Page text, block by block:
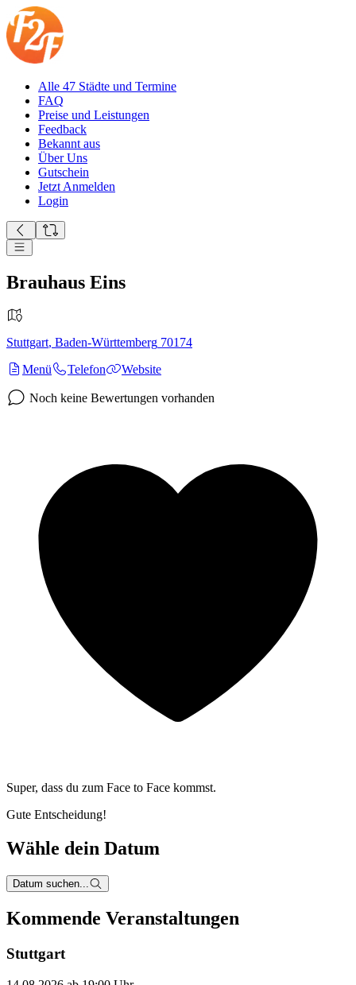
Alle 47 Städte und Termine
FAQ
Preise und Leistungen
Feedback
Bekannt aus
Über Uns
Gutschein
Jetzt Anmelden
Login
Brauhaus Eins
Stuttgart, Baden-Württemberg 70174
Menü
Telefon Website
Noch keine Bewertungen vorhanden
Super, dass du zum Face to Face kommst.
Gute Entscheidung!
Wähle dein Datum
Datum suchen...
Kommende Veranstaltungen
Stuttgart